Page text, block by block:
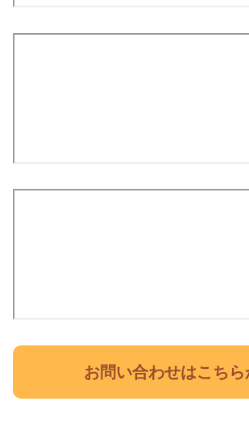
お問い合わせはこちら